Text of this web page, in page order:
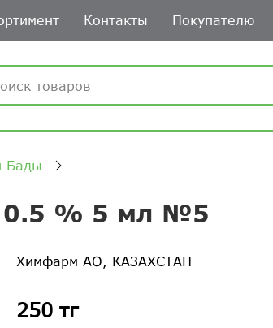
Контакты Покупателю
Бады
0.5 % 5 мл №5
Химфарм АО, КАЗАХСТАН
250 тг